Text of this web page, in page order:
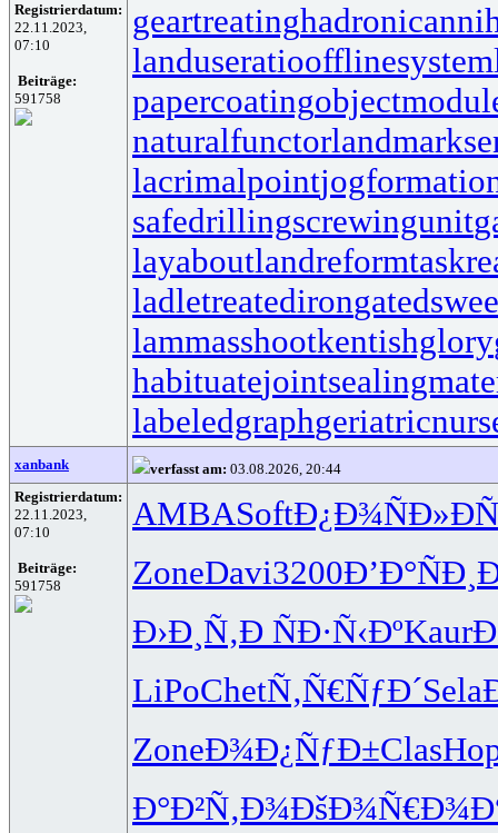
Registrierdatum:
22.11.2023,
07:10
Beiträge:
591758
geartreating
landuseratioofflinesystem
papercoating
naturalfunctor
lacrimalpoint
safedrillingscrewingunit
layaboutlandreform
ladletreatediron
lammasshootkentishglory
habituate
labeledgraph
xanbank verfasst am: 03.08.2026, 20:44
Registrierdatum:
22.11.2023,
07:10
Beiträge:
591758
AMBASoftÐ¿Ð¾ÑÐ»
ZoneDavi3200Ð’Ð°ÑÐ¸
Ð›Ð¸Ñ‚Ð ÑÐ·Ñ‹ÐºKaur
LiPoChetÑ‚Ñ€ÑƒÐ´Sela
ZoneÐ¾Ð¿ÑƒÐ±Clas
Ð°Ð²Ñ‚Ð¾ÐšÐ¾Ñ€Ð¾